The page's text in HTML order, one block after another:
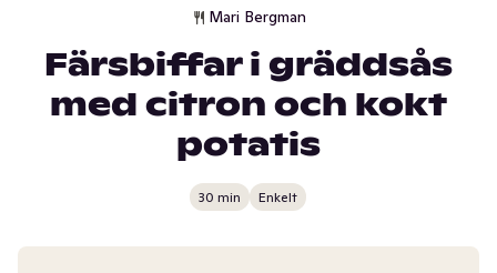
Mari Bergman
Färsbiffar i gräddsås
med citron och kokt
potatis
30 min Enkelt